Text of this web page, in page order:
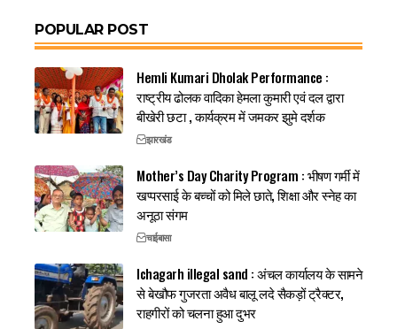
POPULAR POST
Hemli Kumari Dholak Performance :
राष्ट्रीय ढोलक वादिका हेमला कुमारी एवं दल द्वारा
बीखेरी छटा , कार्यक्रम में जमकर झुमे दर्शक
झारखंड
Mother’s Day Charity Program : भीषण गर्मी में
खप्परसाई के बच्चों को मिले छाते, शिक्षा और स्नेह का
अनूठा संगम
चाईबासा
Ichagarh illegal sand : अंचल कार्यालय के सामने
से बेखौफ गुजरता अवैध बालू लदे सैकड़ों ट्रैक्टर,
राहगीरों को चलना हुआ दुभर